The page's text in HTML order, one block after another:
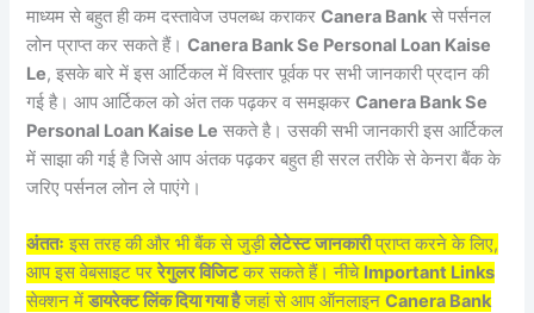
माध्यम से बहुत ही कम दस्तावेज उपलब्ध कराकरCanera Bank से पर्सनल
लोन प्राप्त कर सकते हैं।Canera Bank Se Personal Loan Kaise
Le, इसके बारे में इस आर्टिकल में विस्तार पूर्वक पर सभी जानकारी प्रदान की
गई है। आप आर्टिकल को अंत तक पढ़कर व समझकरCanera Bank Se
Personal Loan Kaise Le सकते है। उसकी सभी जानकारी इस आर्टिकल
में साझा की गई है जिसे आप अंतक पढ़कर बहुत ही सरल तरीके से केनरा बैंक के
जरिए पर्सनल लोन ले पाएंगे।
अंततः इस तरह की और भी बैंक से जुड़ीलेटेस्ट जानकारीप्राप्त करने के लिए,
आप इस वेबसाइट पररेगुलर विजिटकर सकते हैं। नीचे Important Links
सेक्शन मेंडायरेक्ट लिंक दिया गया हैजहां से आप ऑनलाइनCanera Bank